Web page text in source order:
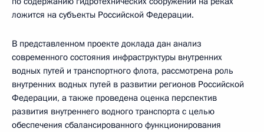
ложится на субъекты Российской Федерации.
В представленном проекте доклада дан анализ
современного состояния инфраструктуры внутренних
водных путей и транспортного флота, рассмотрена роль
внутренних водных путей в развитии регионов Российской
Федерации, а также проведена оценка перспектив
развития внутреннего водного транспорта с целью
обеспечения сбалансированного функционирования